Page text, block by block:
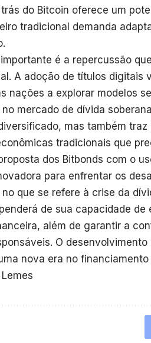
do Bitcoin oferece um
tradicional demanda
é a repercussão
A adoção de títulos digitais
nações a explorar modelos
mercado de dívida
mas também
tradicionais que
dos Bitbonds com o
para enfrentar os
que se refere à crise da
de sua capacidade
além de garantir a
O
nova era no